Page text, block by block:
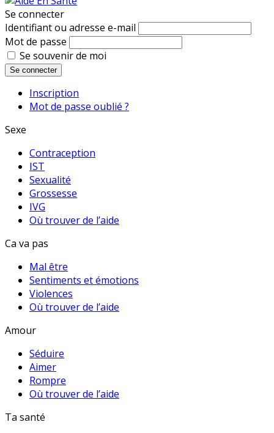
Se connecter
Identifiant ou adresse e-mail
Mot de passe
Se souvenir de moi
Se connecter
Inscription
Mot de passe oublié ?
Sexe
Contraception
IST
Sexualité
Grossesse
IVG
Où trouver de l’aide
Ca va pas
Mal être
Sentiments et émotions
Violences
Où trouver de l’aide
Amour
Séduire
Aimer
Rompre
Où trouver de l’aide
Ta santé